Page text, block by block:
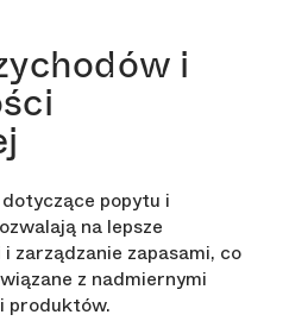
i
popytu i
na lepsze
zarządzanie zapasami, co
z nadmiernymi
produktów.